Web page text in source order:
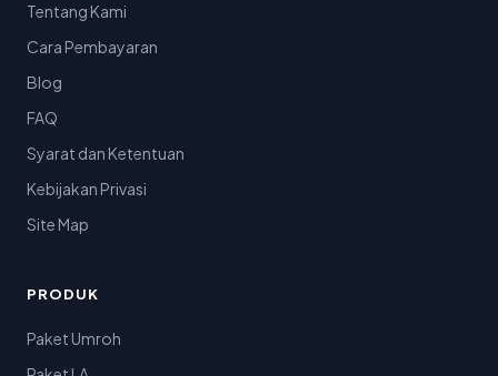
Tentang Kami
Cara Pembayaran
Blog
FAQ
Syarat dan Ketentuan
Kebijakan Privasi
Site Map
PRODUK
Paket Umroh